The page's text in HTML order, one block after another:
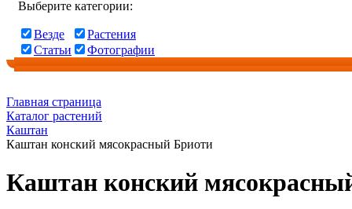
Выберите категории:
Везде
Растения
Статьи
Фотографии
Главная страница
Каталог растений
Каштан
Каштан конский мясокрасный Бриоти
Каштан конский